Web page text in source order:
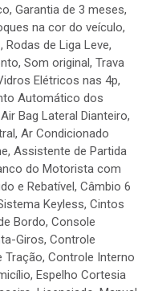
Garantia de 3 meses,
na cor do veículo,
de Liga Leve,
Som original, Trava
Elétricos nas 4p,
Automático dos
Bag Lateral Dianteiro,
Ar Condicionado
Assistente de Partida
do Motorista com
e Rebatível, Câmbio 6
Keyless, Cintos
Bordo, Console
Giros, Controle
Controle Interno
Espelho Cortesia